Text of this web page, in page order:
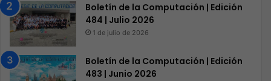
Boletín de la Computación | Edición
484 | Julio 2026
1 de julio de 2026
Boletín de la Computación | Edición
483 | Junio 2026